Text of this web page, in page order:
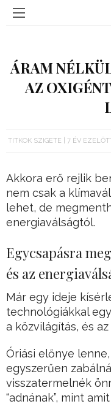
ÁRAM
AZ
TITKOK SZIGETE 7 ÉV
Akkora erő rejlik
nem csak a
lehet, de
energiaválságtól.
Egycsapásra
és az
Már egy ideje
technológiákkal
a közvilágítás, és
Óriási előnye
egyszerűen
visszatermelnék
“adnának”, mint